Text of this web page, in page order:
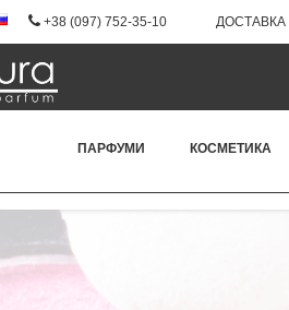
+38 (097) 752-35-10 ДОСТАВКА
ПАРФУМИ КОСМЕТИКА